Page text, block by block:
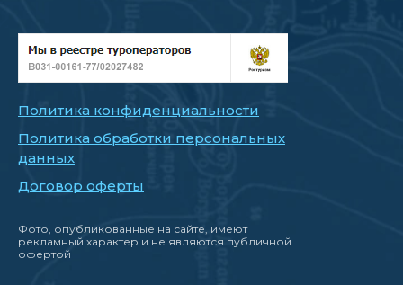
Политика конфиденциальности
Политика обработки персональных
данных
Договор оферты
Фото, опубликованные на сайте, имеют
рекламный характер и не являются публичной
офертой